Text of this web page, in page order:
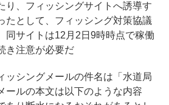
、フィッシングサイトへ誘導す
たとして、フィッシング対策協議
同サイトは12月2日9時時点で稼働
き注意が必要だ
シングメールの件名は「水道局
ールの本文は以下のような内容